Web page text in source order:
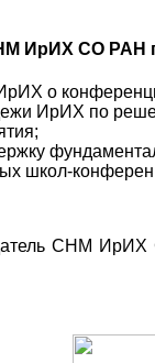
ИрИХ СО РАН
о
ИрИХ по
школ-
СНМ